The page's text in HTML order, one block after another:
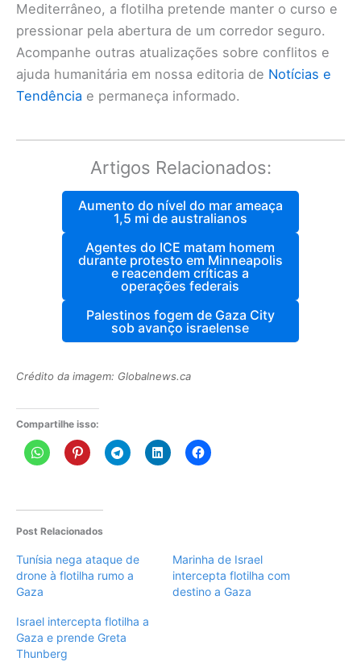
Mediterrâneo, a flotilha pretende manter o curso e
pressionar pela abertura de um corredor seguro.
Acompanhe outras atualizações sobre conflitos e
ajuda humanitária em nossa editoria de Notícias e
Tendência e permaneça informado.
Artigos Relacionados:
Aumento do nível do mar ameaça
1,5 mi de australianos
Agentes do ICE matam homem
durante protesto em Minneapolis
e reacendem críticas a
operações federais
Palestinos fogem de Gaza City
sob avanço israelense
Crédito da imagem: Globalnews.ca
Compartilhe isso:
Post Relacionados
Tunísia nega ataque de
drone à flotilha rumo a
Gaza
Marinha de Israel
intercepta flotilha com
destino a Gaza
Israel intercepta flotilha a
Gaza e prende Greta
Thunberg